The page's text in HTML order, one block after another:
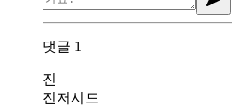
댓글 1
진
진저시드